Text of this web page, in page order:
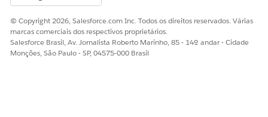
ESTE ARTIGO RESOLVEU SEU PROBLEMA?
Diga-nos para podermos melhorar!
Sim
© Copyright 2026, Salesforce.com Inc. Todos os direitos reservados. Várias
marcas comerciais dos respectivos proprietários.
Salesforce Brasil, Av. Jornalista Roberto Marinho, 85 - 14º andar - Cidade
Monções, São Paulo - SP, 04575-000 Brasil